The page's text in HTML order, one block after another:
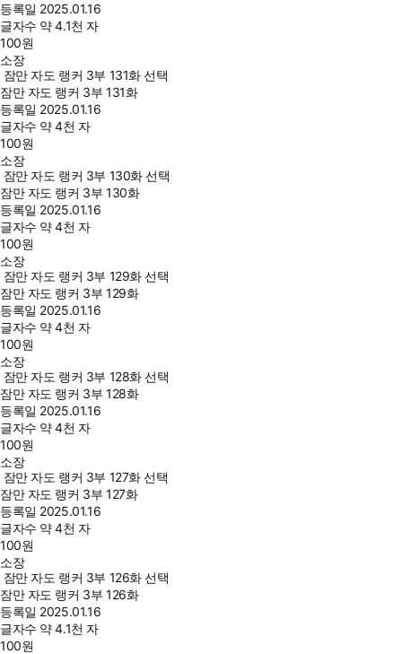
등록일 2025.01.16
글자수 약 4.1천 자
100원
소장
잠만 자도 랭커 3부 131화 선택
잠만 자도 랭커 3부 131화
등록일 2025.01.16
글자수 약 4천 자
100원
소장
잠만 자도 랭커 3부 130화 선택
잠만 자도 랭커 3부 130화
등록일 2025.01.16
글자수 약 4천 자
100원
소장
잠만 자도 랭커 3부 129화 선택
잠만 자도 랭커 3부 129화
등록일 2025.01.16
글자수 약 4천 자
100원
소장
잠만 자도 랭커 3부 128화 선택
잠만 자도 랭커 3부 128화
등록일 2025.01.16
글자수 약 4천 자
100원
소장
잠만 자도 랭커 3부 127화 선택
잠만 자도 랭커 3부 127화
등록일 2025.01.16
글자수 약 4천 자
100원
소장
잠만 자도 랭커 3부 126화 선택
잠만 자도 랭커 3부 126화
등록일 2025.01.16
글자수 약 4.1천 자
100원